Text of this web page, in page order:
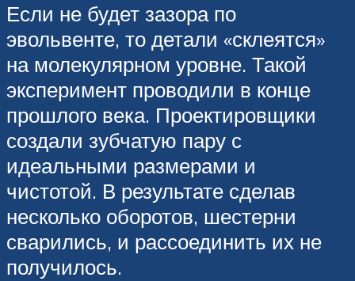
Если не будет зазора по
эвольвенте, то детали «склеятся»
на молекулярном уровне. Такой
эксперимент проводили в конце
прошлого века. Проектировщики
создали зубчатую пару с
идеальными размерами и
чистотой. В результате сделав
несколько оборотов, шестерни
сварились, и рассоединить их не
получилось.